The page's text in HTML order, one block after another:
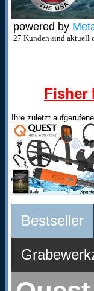
powered by
27 Kunden sind aktuell
Fisher
Ihre zuletzt
Bestseller